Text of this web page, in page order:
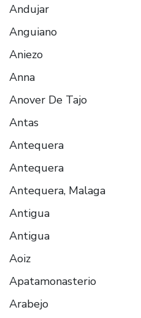
Andujar
Anguiano
Aniezo
Anna
Anover De Tajo
Antas
Antequera
Antequera
Antequera, Malaga
Antigua
Antigua
Aoiz
Apatamonasterio
Arabejo